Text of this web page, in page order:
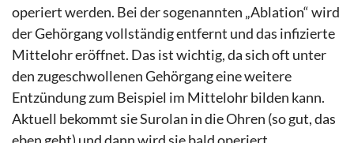
operiert werden. Bei der sogenannten „Ablation“ wird
der Gehörgang vollständig entfernt und das infizierte
Mittelohr eröffnet. Das ist wichtig, da sich oft unter
den zugeschwollenen Gehörgang eine weitere
Entzündung zum Beispiel im Mittelohr bilden kann.
Aktuell bekommt sie Surolan in die Ohren (so gut, das